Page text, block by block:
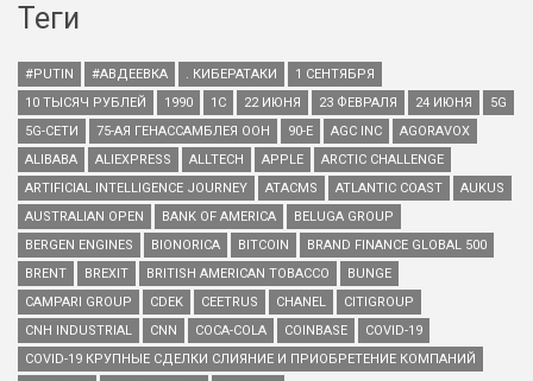
Теги
#PUTIN #АВДЕЕВКА . КИБЕРАТАКИ
1 СЕНТЯБРЯ
10 ТЫСЯЧ РУБЛЕЙ
1990 1С 22 ИЮНЯ 23 ФЕВРАЛЯ 24 ИЮНЯ
5G
5G-СЕТИ
75-АЯ ГЕНАССАМБЛЕЯ ООН 90-Е AGC INC
AGORAVOX
ALIBABA
ALIEXPRESS ALLTECH APPLE
ARCTIC CHALLENGE
ARTIFICIAL INTELLIGENCE JOURNEY
ATACMS ATLANTIC COAST
AUKUS
AUSTRALIAN OPEN
BANK OF AMERICA
BELUGA GROUP
BERGEN ENGINES
BIONORICA BITCOIN
BRAND FINANCE GLOBAL 500
BRENT
BREXIT BRITISH AMERICAN TOBACCO
BUNGE
CAMPARI GROUP
CDEK CEETRUS CHANEL
CITIGROUP
CNH INDUSTRIAL
CNN COCA-COLA COINBASE
COVID-19
COVID-19 КРУПНЫЕ СДЕЛКИ СЛИЯНИЕ И ПРИОБРЕТЕНИЕ КОМПАНИЙ